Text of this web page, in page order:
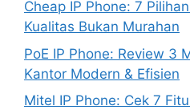
Cheap IP Phone: 7
Kualitas Bukan Murahan
PoE IP Phone: Review 3
Kantor Modern & Efisien
Mitel IP Phone: Cek 7